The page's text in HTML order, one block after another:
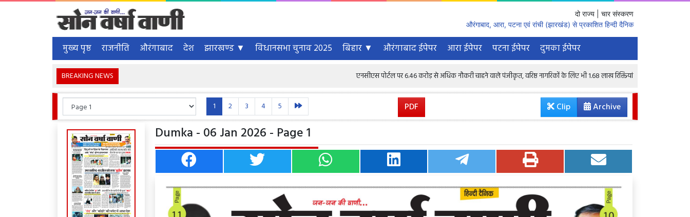
दो राज्य | चार संस्करण
औरंगाबाद, आरा, पटना एवं रांची (झारखंड) से प्रकाशित हिन्दी दैनिक
मुख्य पृष्ठ राजनीति औरंगाबाद देश झारखण्ड ▼ विधानसभा चुनाव 2025 बिहार ▼ औरंगाबाद ईपेपर आरा ईपेपर पटना ईपेपर दुमका ईपेपर
BREAKING NEWS एनसीएस पोर्टल पर 6.46 करोड़ से अधिक नौकरी चाहने वाले पंजीकृत, वरिष्ठ नागरिकों के लिए भी 1.68 लाख रिक्तियां : केंद्रीय मंत्री
1 2 3 4 5 PDF Archive
Clip
Dumka - 06 Jan 2026 - Page 1